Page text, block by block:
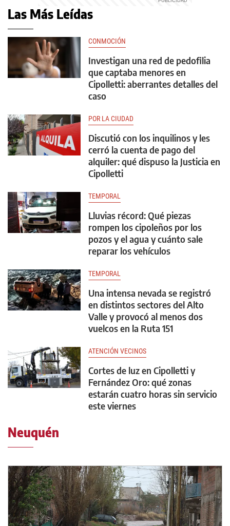
Las Más Leídas
CONMOCIÓN
Investigan una red de pedofilia
que captaba menores en
Cipolletti: aberrantes detalles del
caso
POR LA CIUDAD
Discutió con los inquilinos y les
cerró la cuenta de pago del
alquiler: qué dispuso la Justicia en
Cipolletti
TEMPORAL
Lluvias récord: Qué piezas
rompen los cipoleños por los
pozos y el agua y cuánto sale
reparar los vehículos
TEMPORAL
Una intensa nevada se registró
en distintos sectores del Alto
Valle y provocó al menos dos
vuelcos en la Ruta 151
ATENCIÓN VECINOS
Cortes de luz en Cipolletti y
Fernández Oro: qué zonas
estarán cuatro horas sin servicio
este viernes
Neuquén